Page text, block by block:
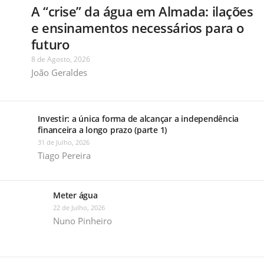
A “crise” da água em Almada: ilações
e ensinamentos necessários para o
futuro
8 de Agosto, 2026
João Geraldes
Investir: a única forma de alcançar a independência
financeira a longo prazo (parte 1)
31 de Julho, 2026
Tiago Pereira
Meter água
22 de Julho, 2026
Nuno Pinheiro